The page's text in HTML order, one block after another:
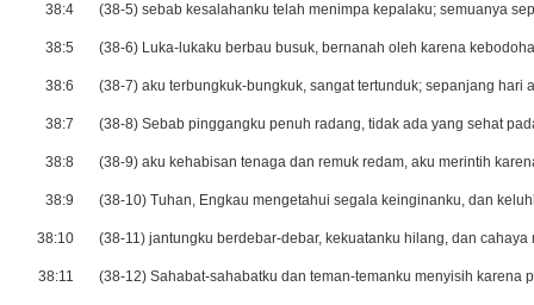
38:4 (38-5) sebab kesalahanku telah menimpa kepalaku; semuanya
38:5 (38-6) Luka-lukaku berbau busuk, bernanah oleh karena
38:6 (38-7) aku terbungkuk-bungkuk, sangat tertunduk; sepanjang hari
38:7 (38-8) Sebab pinggangku penuh radang, tidak ada yang sehat
38:8 (38-9) aku kehabisan tenaga dan remuk redam, aku merintih
38:9 (38-10) Tuhan, Engkau mengetahui segala keinginanku, dan
38:10 (38-11) jantungku berdebar-debar, kekuatanku hilang, dan
38:11 (38-12) Sahabat-sahabatku dan teman-temanku menyisih karena